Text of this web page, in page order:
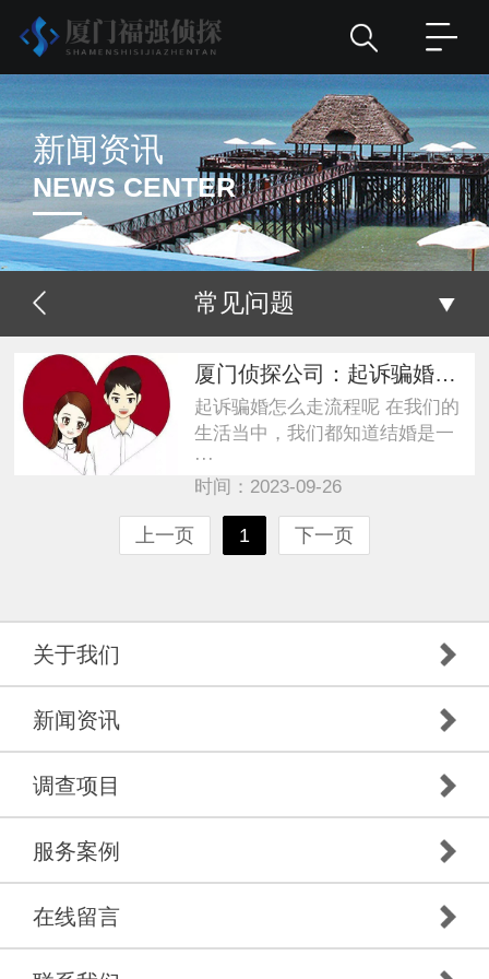
新闻资讯
NEWS CENTER
常见问题
厦门侦探公司：起诉骗婚怎么走流程呢
起诉骗婚怎么走流程呢 在我们的
生活当中，我们都知道结婚是一
···
时间：2023-09-26
上一页 1 下一页
关于我们
新闻资讯
调查项目
服务案例
在线留言